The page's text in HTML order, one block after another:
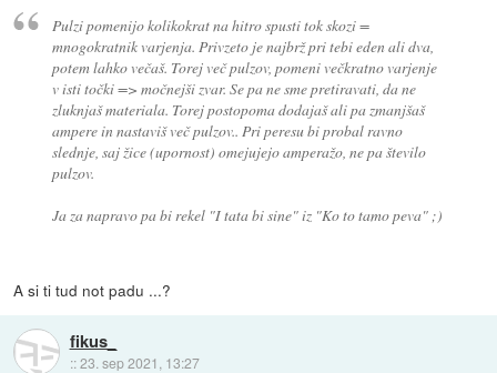
Pulzi pomenijo kolikokrat na hitro spusti tok skozi =
mnogokratnik varjenja. Privzeto je najbrž pri tebi eden ali dva,
potem lahko večaš. Torej več pulzov, pomeni večkratno varjenje
v isti točki => močnejši zvar. Se pa ne sme pretiravati, da ne
zluknjaš materiala. Torej postopoma dodajaš ali pa zmanjšaš
ampere in nastaviš več pulzov.. Pri peresu bi probal ravno
slednje, saj žice (upornost) omejujejo amperažo, ne pa število
pulzov.
Ja za napravo pa bi rekel "I tata bi sine" iz "Ko to tamo peva" ;)
A si ti tud not padu ...?
fikus_
::23. sep 2021, 13:27